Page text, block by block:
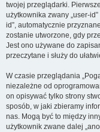
twojej przeglądarki.
użytkownika zwany „user-
id”, automatycznie
zostanie utworzone, gdy
Jest ono używane do
przeczytane i służy do
W czasie przeglądania
niezależne od
on opisywać tylko strony
sposób, w jaki zbieramy
nas. Mogą być to między
użytkownik zwane dalej